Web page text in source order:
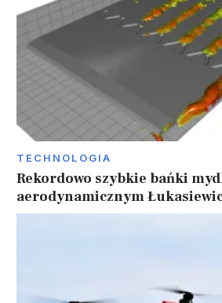
TECHNOLOGIA
Rekordowo szybkie bańki
aerodynamicznym